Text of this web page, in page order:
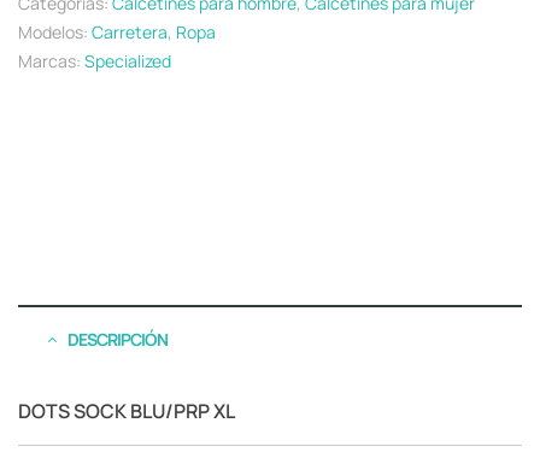
Modelos: Carretera, Ropa
Marcas: Specialized
DESCRIPCIÓN
DOTS SOCK BLU/PRP XL